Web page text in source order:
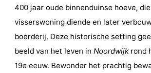
Paardrijden
Golfbanen
Surfen
Eten
400 jaar oude binnenduinse hoeve,
visserswoning diende en later
boerderij. Deze historische setting
beeld van het leven in Noordwijk rond
19e eeuw. Bewonder het prachtig